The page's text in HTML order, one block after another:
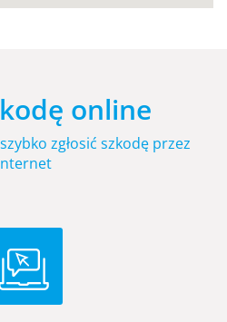
online
zgłosić szkodę przez